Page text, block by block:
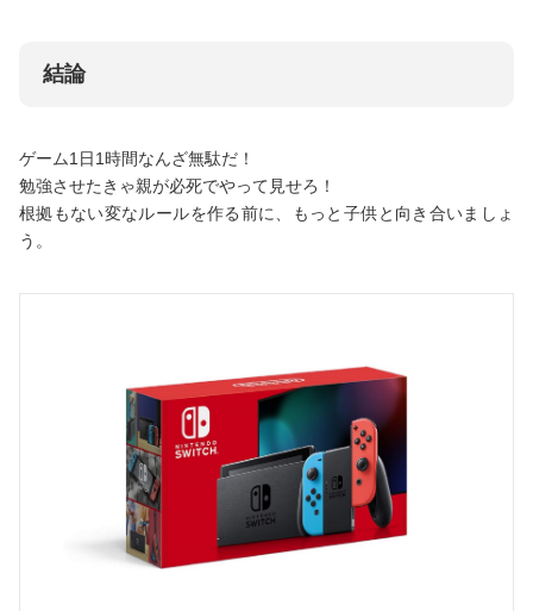
結論
ゲーム1日1時間なんざ無駄だ！
勉強させたきゃ親が必死でやって見せろ！
根拠もない変なルールを作る前に、もっと子供と向き合いましょ
う。